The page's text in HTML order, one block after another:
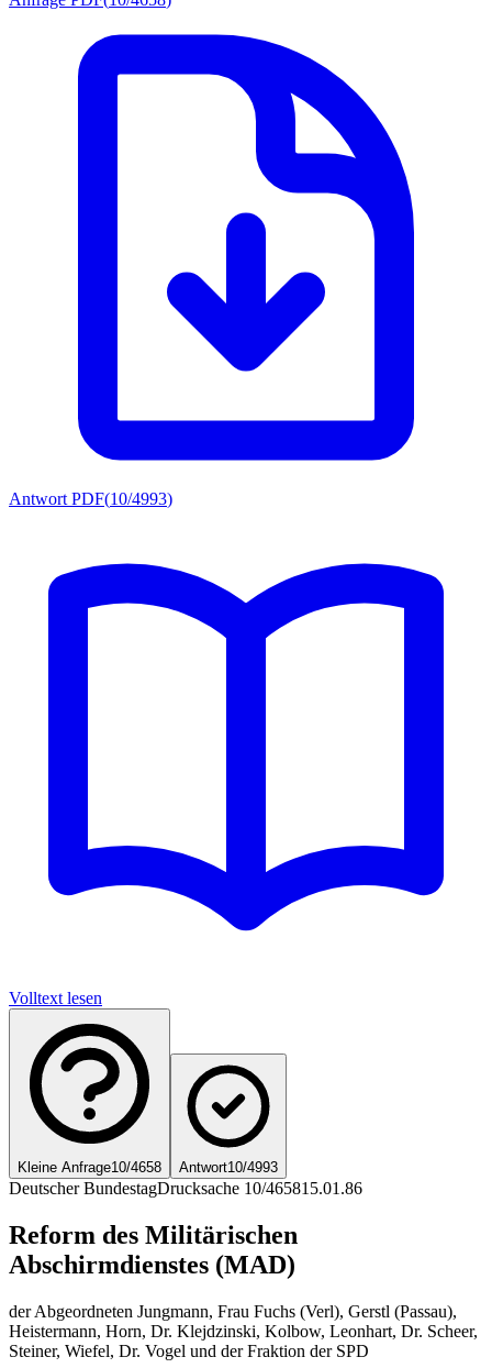
Antwort PDF(10/4993)
Volltext lesen
Kleine Anfrage10/4658 Antwort10/4993
Deutscher BundestagDrucksache 10/465815.01.86
Reform des Militärischen
Abschirmdienstes (MAD)
der Abgeordneten Jungmann, Frau Fuchs (Verl), Gerstl (Passau),
Heistermann, Horn, Dr. Klejdzinski, Kolbow, Leonhart, Dr. Scheer,
Steiner, Wiefel, Dr. Vogel und der Fraktion der SPD